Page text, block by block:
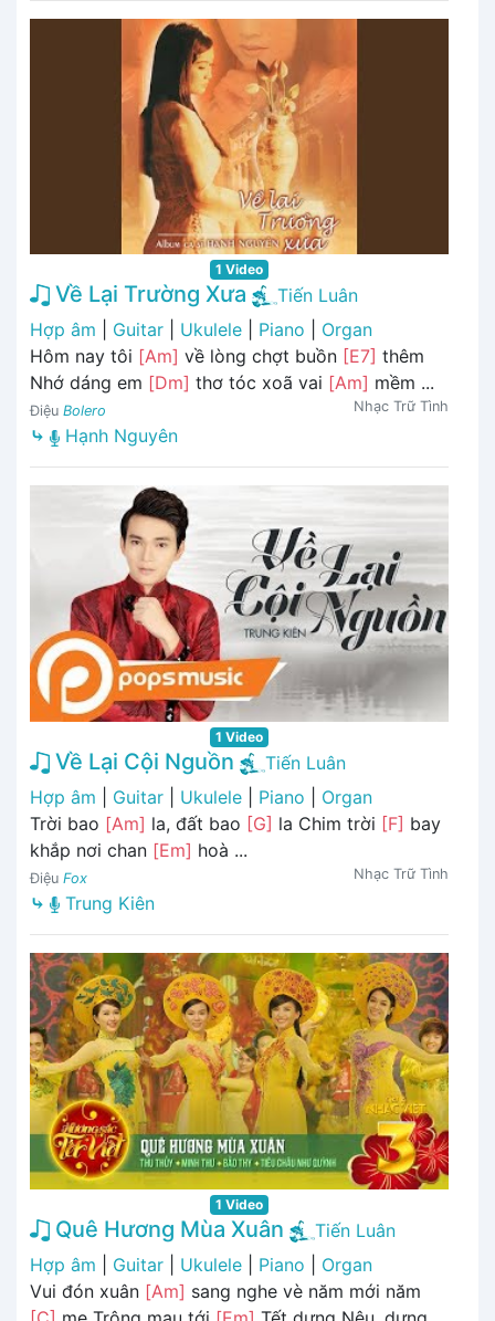
1 Video
Về Lại Trường Xưa
Tiến Luân
Hợp âm
Guitar Ukulele Piano
Organ
Hôm nay tôi [Am] về lòng chợt buồn [E7] thêm
Nhớ dáng em [Dm] thơ tóc xoã vai [Am] mềm ...
Điệu Bolero Nhạc Trữ Tình
⤷ Hạnh Nguyên
1 Video
Về Lại Cội Nguồn
Tiến Luân
Hợp âm
Guitar Ukulele Piano
Organ
Trời bao [Am] la, đất bao [G] la Chim trời [F] bay
khắp nơi chan [Em] hoà ...
Điệu Fox Nhạc Trữ Tình
⤷ Trung Kiên
1 Video
Quê Hương Mùa Xuân
Tiến Luân
Hợp âm
Guitar Ukulele Piano
Organ
Vui đón xuân [Am] sang nghe vè năm mới năm